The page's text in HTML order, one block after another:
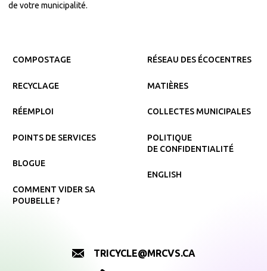
de votre municipalité.
COMPOSTAGE
RECYCLAGE
RÉEMPLOI
POINTS DE SERVICES
BLOGUE
COMMENT VIDER SA
POUBELLE ?
RÉSEAU DES ÉCOCENTRES
MATIÈRES
COLLECTES MUNICIPALES
POLITIQUE
DE CONFIDENTIALITÉ
ENGLISH
TRICYCLE@MRCVS.CA